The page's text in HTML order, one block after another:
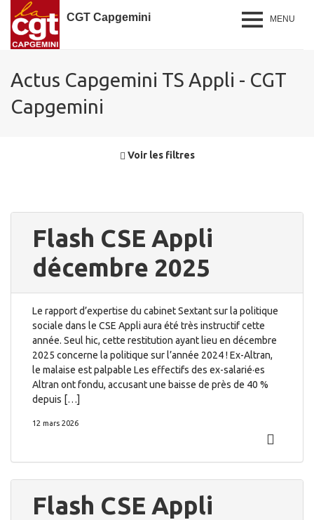
CGT Capgemini MENU
Actus Capgemini TS Appli - CGT
Capgemini
Voir les filtres
Flash CSE Appli
décembre 2025
Le rapport d’expertise du cabinet Sextant sur la politique
sociale dans le CSE Appli aura été très instructif cette
année. Seul hic, cette restitution ayant lieu en décembre
2025 concerne la politique sur l’année 2024 ! Ex-Altran,
le malaise est palpable Les effectifs des ex-salarié·es
Altran ont fondu, accusant une baisse de près de 40 %
depuis […]
12 mars 2026
Flash CSE Appli